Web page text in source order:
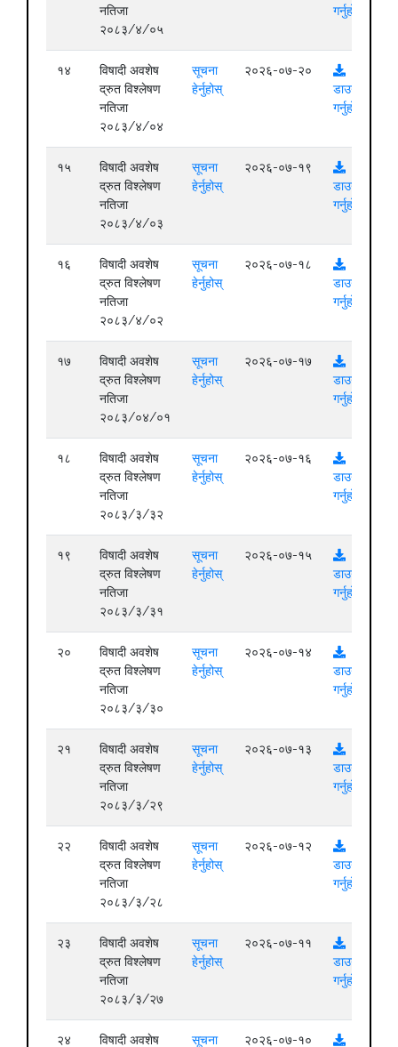
नतिजा
२०८३/४/०५
गर्नुहोस्
१४
विषादी अवशेष
द्रुत विश्लेषण
नतिजा
२०८३/४/०४
सूचना
हेर्नुहोस्
२०२६-०७-२०
डाउनलोड
गर्नुहोस्
१५
विषादी अवशेष
द्रुत विश्लेषण
नतिजा
२०८३/४/०३
सूचना
हेर्नुहोस्
२०२६-०७-१९
डाउनलोड
गर्नुहोस्
१६
विषादी अवशेष
द्रुत विश्लेषण
नतिजा
२०८३/४/०२
सूचना
हेर्नुहोस्
२०२६-०७-१८
डाउनलोड
गर्नुहोस्
१७
विषादी अवशेष
द्रुत विश्लेषण
नतिजा
२०८३/०४/०१
सूचना
हेर्नुहोस्
२०२६-०७-१७
डाउनलोड
गर्नुहोस्
१८
विषादी अवशेष
द्रुत विश्लेषण
नतिजा
२०८३/३/३२
सूचना
हेर्नुहोस्
२०२६-०७-१६
डाउनलोड
गर्नुहोस्
१९
विषादी अवशेष
द्रुत विश्लेषण
नतिजा
२०८३/३/३१
सूचना
हेर्नुहोस्
२०२६-०७-१५
डाउनलोड
गर्नुहोस्
२०
विषादी अवशेष
द्रुत विश्लेषण
नतिजा
२०८३/३/३०
सूचना
हेर्नुहोस्
२०२६-०७-१४
डाउनलोड
गर्नुहोस्
२१
विषादी अवशेष
द्रुत विश्लेषण
नतिजा
२०८३/३/२९
सूचना
हेर्नुहोस्
२०२६-०७-१३
डाउनलोड
गर्नुहोस्
२२
विषादी अवशेष
द्रुत विश्लेषण
नतिजा
२०८३/३/२८
सूचना
हेर्नुहोस्
२०२६-०७-१२
डाउनलोड
गर्नुहोस्
२३
विषादी अवशेष
द्रुत विश्लेषण
नतिजा
२०८३/३/२७
सूचना
हेर्नुहोस्
२०२६-०७-११
डाउनलोड
गर्नुहोस्
२४ विषादी अवशेष सूचना २०२६-०७-१०